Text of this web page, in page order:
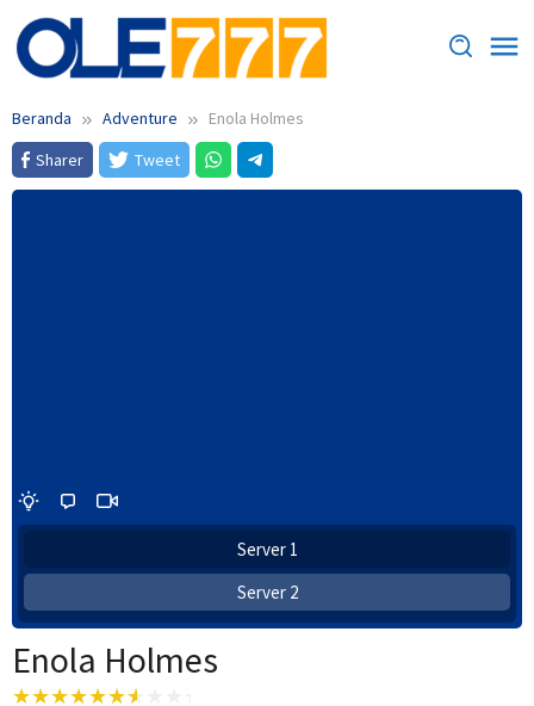
Loncat
ke
konten
Beranda Adventure
Enola Holmes
Sharer
Tweet
Server 1
Server 2
Enola Holmes